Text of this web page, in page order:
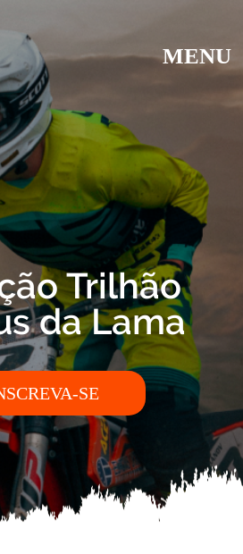
MENU
Trilhão
da Lama
SE